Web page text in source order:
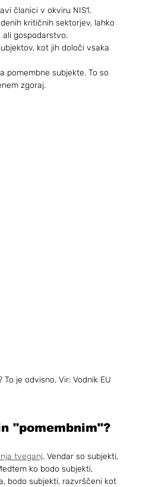
članici v okviru NIS1.
kritičnih sektorjev, lahko
gospodarstvo.
kot jih določi vsaka
pomembne subjekte. To so
zgoraj.
je odvisno. Vir: Vodnik EU
"pomembnim"?
tveganj. Vendar so subjekti,
ko bodo subjekti,
bodo subjekti, razvrščeni kot